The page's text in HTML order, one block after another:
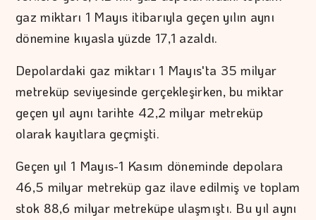
gaz miktarı 1 Mayıs itibarıyla geçen yılın aynı
dönemine kıyasla yüzde 17,1 azaldı.
Depolardaki gaz miktarı 1 Mayıs'ta 35 milyar
metreküp seviyesinde gerçekleşirken, bu miktar
geçen yıl aynı tarihte 42,2 milyar metreküp
olarak kayıtlara geçmişti.
Geçen yıl 1 Mayıs-1 Kasım döneminde depolara
46,5 milyar metreküp gaz ilave edilmiş ve toplam
stok 88,6 milyar metreküpe ulaşmıştı. Bu yıl aynı